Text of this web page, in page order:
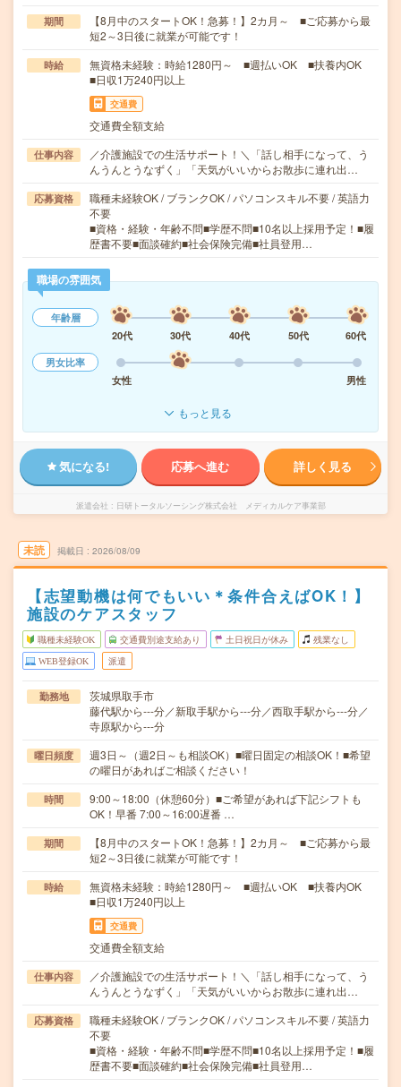
期間
【8月中のスタートOK！急募！】2カ月～ ■ご応募から最
短2～3日後に就業が可能です！
時給
無資格未経験：時給1280円～ ■週払いOK ■扶養内OK
■日収1万240円以上
交通費
交通費全額支給
仕事内容
／介護施設での生活サポート！＼「話し相手になって、う
んうんとうなずく」「天気がいいからお散歩に連れ出…
応募資格
職種未経験OK / ブランクOK / パソコンスキル不要 / 英語力
不要
■資格・経験・年齢不問■学歴不問■10名以上採用予定！■履
歴書不要■面談確約■社会保険完備■社員登用…
職場の雰囲気
年齢層
20代
30代 40代 50代
60代
男女比率
女性
男性
もっと見る
気になる! 応募へ進む 詳しく見る
派遣会社 日研トータルソーシング株式会社 メディカルケア事業部
未読 掲載日 2026/08/09
【志望動機は何でもいい＊条件合えばOK！】
施設のケアスタッフ
職種未経験OK 交通費別途支給あり 土日祝日が休み 残業なし
WEB登録OK 派遣
勤務地
茨城県取手市
藤代駅から---分／新取手駅から---分／西取手駅から---分／
寺原駅から---分
曜日頻度
週3日～（週2日～も相談OK）■曜日固定の相談OK！■希望
の曜日があればご相談ください！
時間
9:00～18:00（休憩60分）■ご希望があれば下記シフトも
OK！早番 7:00～16:00遅番 …
期間
【8月中のスタートOK！急募！】2カ月～ ■ご応募から最
短2～3日後に就業が可能です！
時給
無資格未経験：時給1280円～ ■週払いOK ■扶養内OK
■日収1万240円以上
交通費
交通費全額支給
仕事内容
／介護施設での生活サポート！＼「話し相手になって、う
んうんとうなずく」「天気がいいからお散歩に連れ出…
応募資格
職種未経験OK / ブランクOK / パソコンスキル不要 / 英語力
不要
■資格・経験・年齢不問■学歴不問■10名以上採用予定！■履
歴書不要■面談確約■社会保険完備■社員登用…